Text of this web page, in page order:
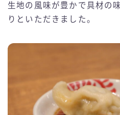
生地の風味が豊かで具材の
りといただきました。